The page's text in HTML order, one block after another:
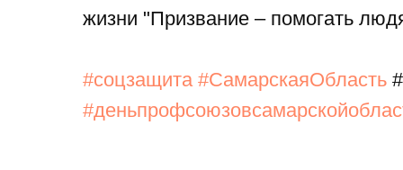
жизни "Призвание – помогать
#соцзащита #СамарскаяОбласть